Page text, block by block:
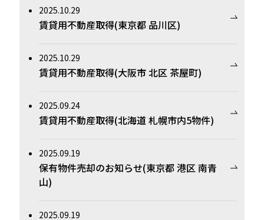
2025.10.29
賃貸用不動産取得(東京都 品川区)
2025.10.29
賃貸用不動産取得(大阪市 北区 茶屋町)
2025.09.24
賃貸用不動産取得(北海道 札幌市内5物件)
2025.09.19
保有物件売却のお知らせ(東京都 港区 南青
山)
2025.09.19